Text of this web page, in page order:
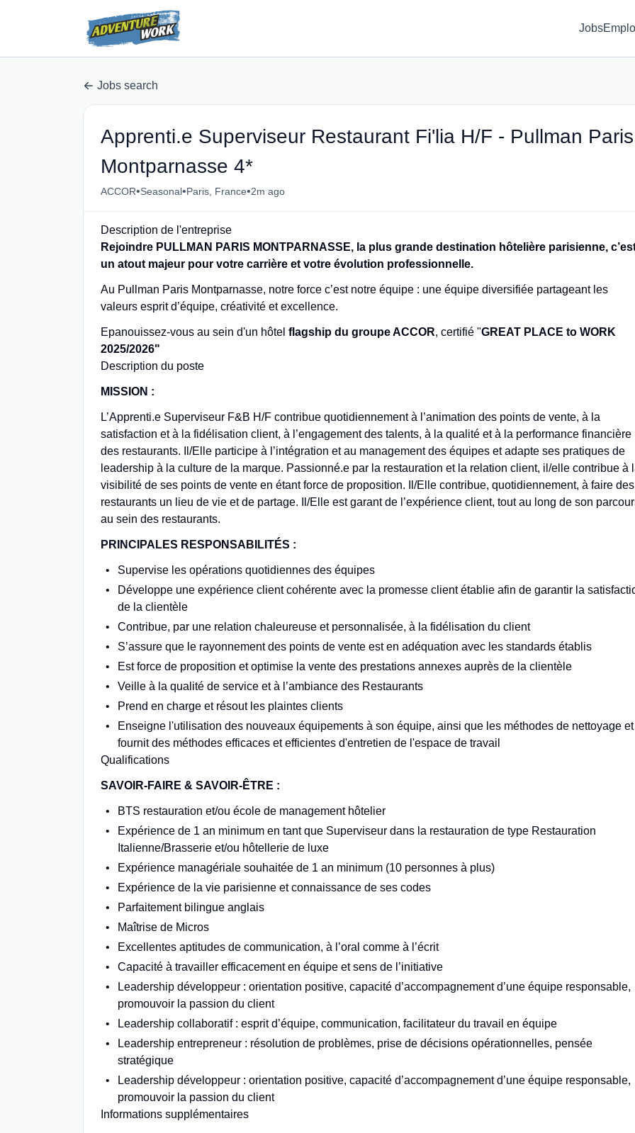
Jobs
Jobs search
Apprenti.e Superviseur Restaurant Fi'lia H/F - Pullman Paris
Montparnasse 4*
ACCOR•Seasonal•Paris, France•2m ago
Description de l'entreprise
Rejoindre PULLMAN PARIS MONTPARNASSE, la plus grande destination hôtelière parisienne,
un atout majeur pour votre carrière et votre évolution professionnelle.
Au Pullman Paris Montparnasse, notre force c’est notre équipe : une équipe diversifiée partageant les
valeurs esprit d’équipe, créativité et excellence.
Epanouissez-vous au sein d'un hôtel flagship du groupe ACCOR, certifié "GREAT PLACE to WORK
2025/2026"
Description du poste
MISSION :
L’Apprenti.e Superviseur F&B H/F contribue quotidiennement à l’animation des points de vente, à la
satisfaction et à la fidélisation client, à l’engagement des talents, à la qualité et à la performance financière
des restaurants. Il/Elle participe à l’intégration et au management des équipes et adapte ses pratiques de
leadership à la culture de la marque. Passionné.e par la restauration et la relation client, il/elle contribue à
visibilité de ses points de vente en étant force de proposition. Il/Elle contribue, quotidiennement, à faire des
restaurants un lieu de vie et de partage. Il/Elle est garant de l’expérience client, tout au long de son
au sein des restaurants.
PRINCIPALES RESPONSABILITÉS :
Supervise les opérations quotidiennes des équipes
Développe une expérience client cohérente avec la promesse client établie afin de garantir la
de la clientèle
Contribue, par une relation chaleureuse et personnalisée, à la fidélisation du client
S’assure que le rayonnement des points de vente est en adéquation avec les standards établis
Est force de proposition et optimise la vente des prestations annexes auprès de la clientèle
Veille à la qualité de service et à l’ambiance des Restaurants
Prend en charge et résout les plaintes clients
Enseigne l'utilisation des nouveaux équipements à son équipe, ainsi que les méthodes de nettoyage et
fournit des méthodes efficaces et efficientes d'entretien de l'espace de travail
Qualifications
SAVOIR-FAIRE & SAVOIR-ÊTRE :
BTS restauration et/ou école de management hôtelier
Expérience de 1 an minimum en tant que Superviseur dans la restauration de type Restauration
Italienne/Brasserie et/ou hôtellerie de luxe
Expérience managériale souhaitée de 1 an minimum (10 personnes à plus)
Expérience de la vie parisienne et connaissance de ses codes
Parfaitement bilingue anglais
Maîtrise de Micros
Excellentes aptitudes de communication, à l’oral comme à l’écrit
Capacité à travailler efficacement en équipe et sens de l’initiative
Leadership développeur : orientation positive, capacité d’accompagnement d’une équipe responsable,
promouvoir la passion du client
Leadership collaboratif : esprit d’équipe, communication, facilitateur du travail en équipe
Leadership entrepreneur : résolution de problèmes, prise de décisions opérationnelles, pensée
stratégique
Leadership développeur : orientation positive, capacité d’accompagnement d’une équipe responsable,
promouvoir la passion du client
Informations supplémentaires